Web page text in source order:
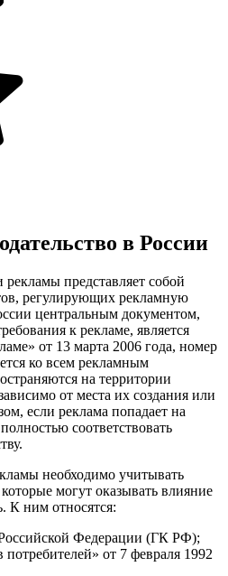
в России
рекламы представляет собой
регулирующих рекламную
центральным документом,
к рекламе, является
от 13 марта 2006 года, номер
ко всем рекламным
на территории
от места их создания или
если реклама попадает на
соответствовать
необходимо учитывать
могут оказывать влияние
К ним относятся:
Федерации (ГК РФ);
от 7 февраля 1992